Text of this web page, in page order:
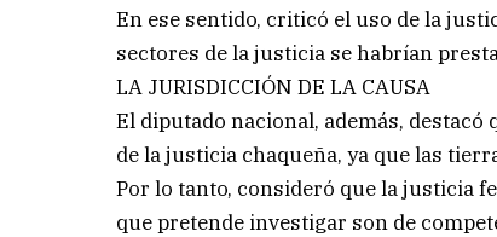
En ese sentido, criticó el uso de la
sectores de la justicia se habrían
LA JURISDICCIÓN DE LA CAUSA
El diputado nacional, además,
de la justicia chaqueña, ya que las
Por lo tanto, consideró que la justicia
que pretende investigar son de